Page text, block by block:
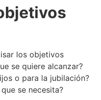
los objetivos
se quiere alcanzar?
o para la jubilación?
se necesita?